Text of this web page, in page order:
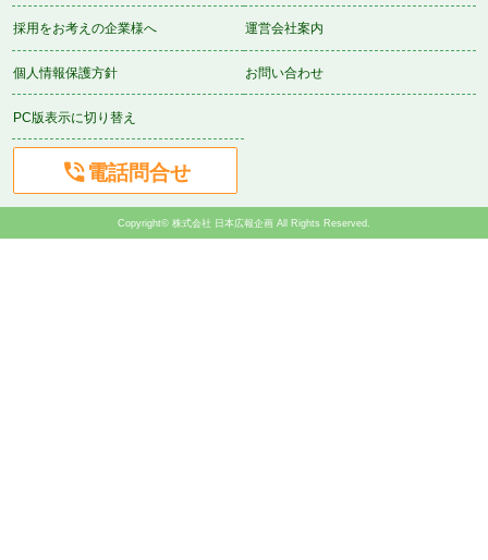
採用をお考えの企業様へ 運営会社案内
個人情報保護方針 お問い合わせ
PC版表示に切り替え
電話問合せ
Copyright© 株式会社 日本広報企画 All Rights Reserved.